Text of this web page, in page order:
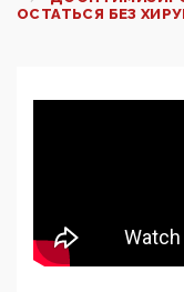
ОСТАТЬСЯ БЕЗ